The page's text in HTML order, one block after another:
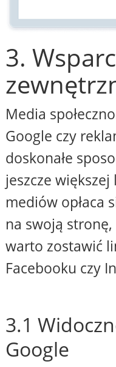
3.
Media
Google czy
doskonałe
jeszcze
mediów opłaca
na swoją
warto zostawić
Facebooku czy
3.1
Google